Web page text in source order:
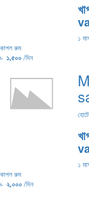
১
কাপল রুম
৳ ১,৫০০ /দিন
১
কাপল রুম
৳ ২,০০০ /দিন